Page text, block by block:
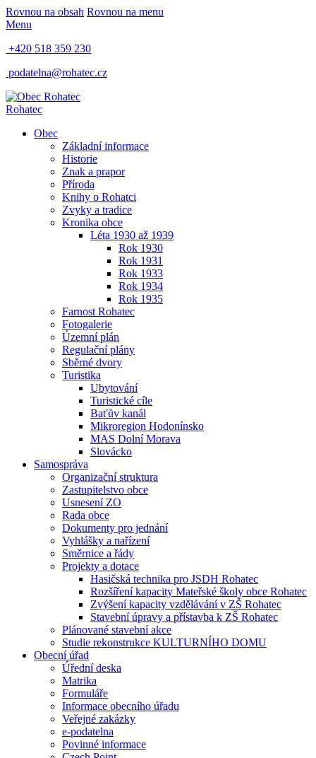
Rovnou na obsah Rovnou na menu
Menu
+420 518 359 230
podatelna@rohatec.cz
Rohatec
Obec
Základní informace
Historie
Znak a prapor
Příroda
Knihy o Rohatci
Zvyky a tradice
Kronika obce
Léta 1930 až 1939
Rok 1930
Rok 1931
Rok 1933
Rok 1934
Rok 1935
Farnost Rohatec
Fotogalerie
Územní plán
Regulační plány
Sběrné dvory
Turistika
Ubytování
Turistické cíle
Baťův kanál
Mikroregion Hodonínsko
MAS Dolní Morava
Slovácko
Samospráva
Organizační struktura
Zastupitelstvo obce
Usnesení ZO
Rada obce
Dokumenty pro jednání
Vyhlášky a nařízení
Směrnice a řády
Projekty a dotace
Hasičská technika pro JSDH Rohatec
Rozšíření kapacity Mateřské školy obce Rohatec
Zvýšení kapacity vzdělávání v ZŠ Rohatec
Stavební úpravy a přístavba k ZŠ Rohatec
Plánované stavební akce
Studie rekonstrukce KULTURNÍHO DOMU
Obecní úřad
Úřední deska
Matrika
Formuláře
Informace obecního úřadu
Veřejné zakázky
e-podatelna
Povinné informace